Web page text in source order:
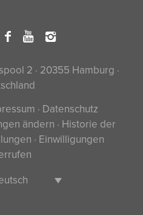
2 · 20355 Hamburg ·
· Datenschutz
ändern · Historie der
· Einwilligungen